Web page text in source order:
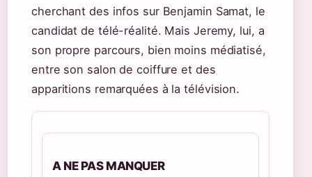
cherchant des infos sur Benjamin Samat, le
candidat de télé-réalité. Mais Jeremy, lui, a
son propre parcours, bien moins médiatisé,
entre son salon de coiffure et des
apparitions remarquées à la télévision.
A NE PAS MANQUER